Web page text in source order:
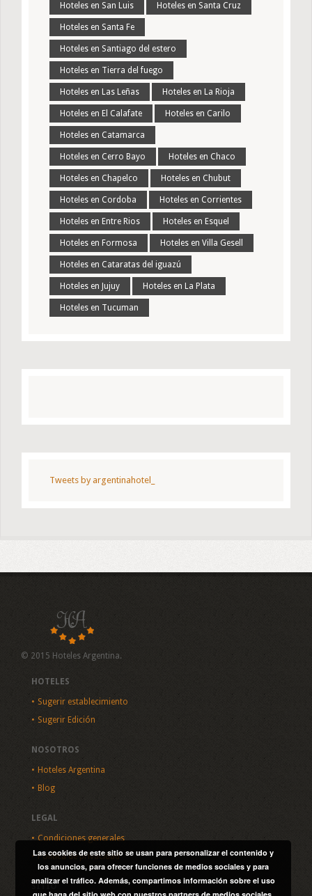
Hoteles en San Luis Hoteles en Santa Cruz
Hoteles en Santa Fe
Hoteles en Santiago del estero
Hoteles en Tierra del fuego
Hoteles en Las Leñas Hoteles en La Rioja
Hoteles en El Calafate Hoteles en Carilo
Hoteles en Catamarca
Hoteles en Cerro Bayo Hoteles en Chaco
Hoteles en Chapelco Hoteles en Chubut
Hoteles en Cordoba Hoteles en Corrientes
Hoteles en Entre Rios Hoteles en Esquel
Hoteles en Formosa Hoteles en Villa Gesell
Hoteles en Cataratas del iguazú
Hoteles en Jujuy Hoteles en La Plata
Hoteles en Tucuman
Tweets by argentinahotel_
© 2015 Hoteles Argentina.
HOTELES
Sugerir establecimiento
Sugerir Edición
NOSOTROS
Hoteles Argentina
Blog
LEGAL
Condiciones generales
Política de privacidad
SITIO
Las cookies de este sitio se usan para personalizar el contenido y
los anuncios, para ofrecer funciones de medios sociales y para
analizar el tráfico. Además, compartimos información sobre el uso